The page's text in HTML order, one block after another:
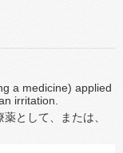
a medicine) applied
irritation.
として、または、